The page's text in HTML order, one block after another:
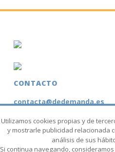
CONTACTO
contacta@dedemanda.es
625 616 835
(Juan López)
+34 651 986 636(Marisa
+34677 535 026(Eva García)
Utilizamos cookies propias y de
y mostrarle publicidad relacionada
análisis de sus
Si continua navegando,